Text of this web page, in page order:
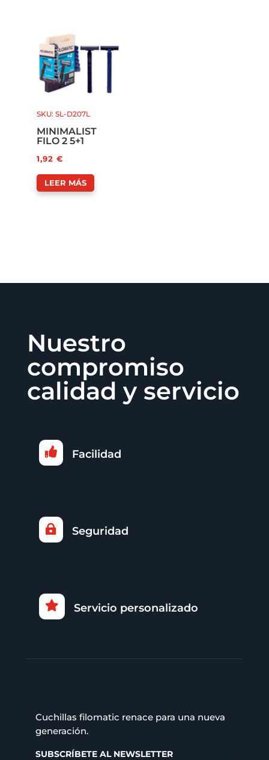
SKU: SL-D207L
MINIMALIST
FILO 2 5+1
1,92 €
LEER MÁS
Nuestro
compromiso
calidad y servicio
 Facilidad
 Seguridad
 Servicio personalizado
Cuchillas filomatic renace para una nueva
generación.
SUBSCRÍBETE AL NEWSLETTER